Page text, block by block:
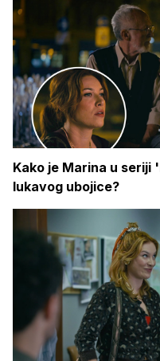
Kako je Marina u seriji
lukavog ubojice?